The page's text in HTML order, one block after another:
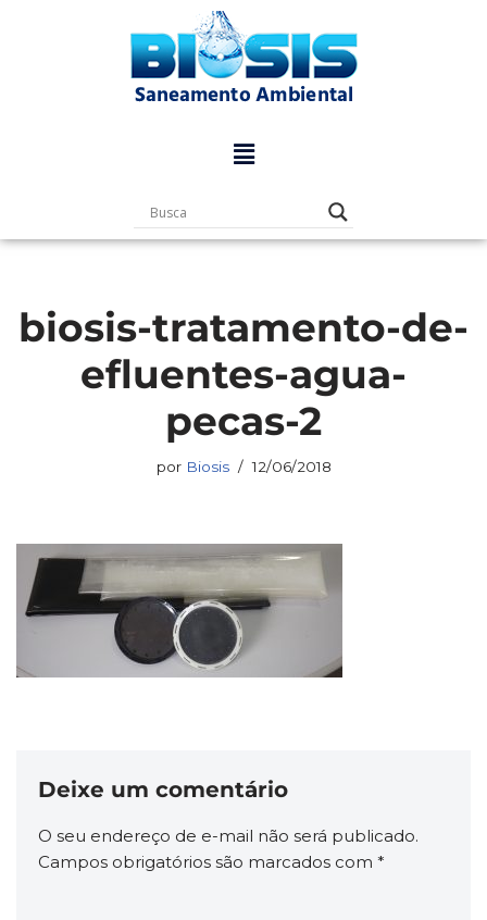
biosis-tratamento-de-
efluentes-agua-
pecas-2
por Biosis 12/06/2018
Deixe um comentário
O seu endereço de e-mail não será publicado.
Campos obrigatórios são marcados com *